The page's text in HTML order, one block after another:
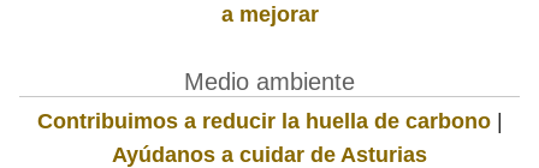
a mejorar
Medio ambiente
Contribuimos a reducir la huella de carbono|
Ayúdanos a cuidar de Asturias